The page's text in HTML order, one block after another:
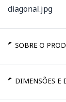
SOBRE O
DIMENSÕES E